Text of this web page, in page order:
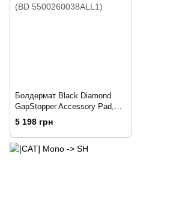
Болдермат Black Diamond
GapStopper Accessory Pad,
Charcoal (BD 5500260038ALL1)
5 198 грн